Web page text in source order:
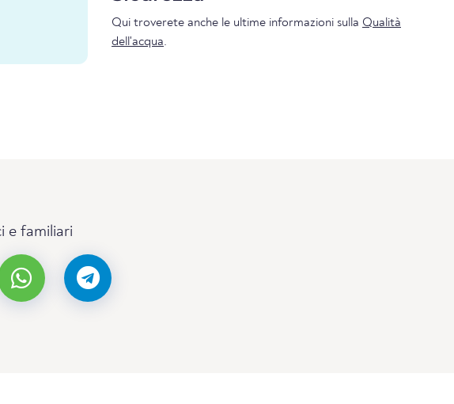
Qui troverete anche le ultime informazioni sulla Qualità
dell'acqua.
e familiari